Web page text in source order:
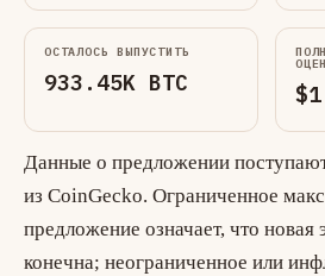
ОСТАЛОСЬ ВЫПУСТИТЬ
933.45K BTC
Данные о предложении
из CoinGecko. Ограниченное
предложение означает, что новая
конечна; неограниченное или